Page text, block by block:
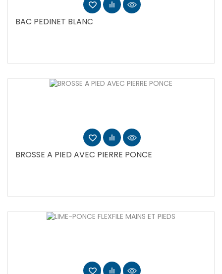
BAC PEDINET BLANC
BROSSE A PIED AVEC PIERRE PONCE